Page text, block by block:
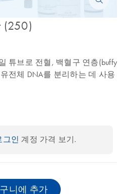
(250)
튜브로 전혈, 백혈구 연층(buffy
전체 DNA를 분리하는 데 사용
그인 계정 가격 보기.
니에 추가